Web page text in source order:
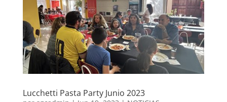
Lucchetti Pasta Party Junio 2023